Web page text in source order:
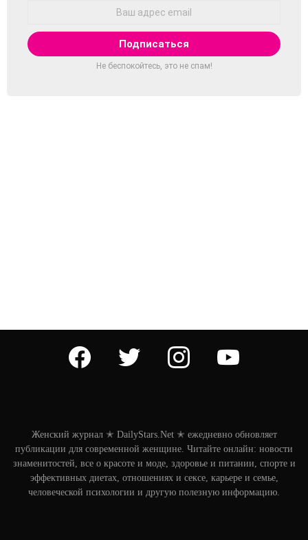
Не беспокойтесь, это не спам!
facebook twitter instagram
Женский журнал ✭ DailyStars.Net ✭ ежедневно обновляет
публикации для современной женщине. Читайте онлайн: новости
знаменитостей, все о красоте и моде, здоровье и питании, спорте и
эффективных диетах, отношениях и сексе, карьере и семье,
человеческой психологии и другую полезную информацию.